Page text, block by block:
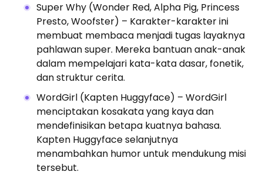
Super Why (Wonder Red, Alpha Pig, Princess
Presto, Woofster) – Karakter-karakter ini
membuat membaca menjadi tugas layaknya
pahlawan super. Mereka bantuan anak-anak
dalam mempelajari kata-kata dasar, fonetik,
dan struktur cerita.
WordGirl (Kapten Huggyface) – WordGirl
menciptakan kosakata yang kaya dan
mendefinisikan betapa kuatnya bahasa.
Kapten Huggyface selanjutnya
menambahkan humor untuk mendukung misi
tersebut.